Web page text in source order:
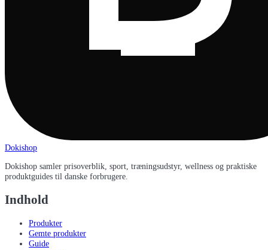
Dokishop
Dokishop samler prisoverblik, sport, træningsudstyr, wellness og praktiske
produktguides til danske forbrugere.
Indhold
Produkter
Gemte produkter
Guide